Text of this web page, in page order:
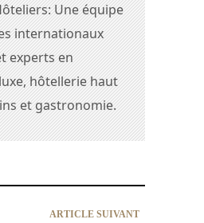
Une équipe
internationaux
experts en
hôtellerie haut
et gastronomie.
ARTICLE SUIVANT